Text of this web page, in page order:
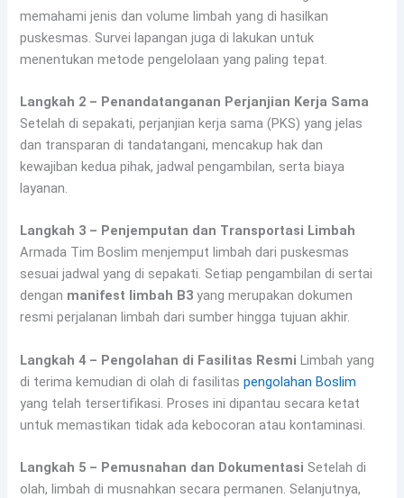
memahami jenis dan volume limbah yang di hasilkan
puskesmas. Survei lapangan juga di lakukan untuk
menentukan metode pengelolaan yang paling tepat.
Langkah 2 – Penandatanganan Perjanjian Kerja Sama
Setelah di sepakati, perjanjian kerja sama (PKS) yang jelas
dan transparan di tandatangani, mencakup hak dan
kewajiban kedua pihak, jadwal pengambilan, serta biaya
layanan.
Langkah 3 – Penjemputan dan Transportasi Limbah
Armada Tim Boslim menjemput limbah dari puskesmas
sesuai jadwal yang di sepakati. Setiap pengambilan di sertai
dengan manifest limbah B3 yang merupakan dokumen
resmi perjalanan limbah dari sumber hingga tujuan akhir.
Langkah 4 – Pengolahan di Fasilitas Resmi Limbah yang
di terima kemudian di olah di fasilitaspengolahan Boslim
yang telah tersertifikasi. Proses ini dipantau secara ketat
untuk memastikan tidak ada kebocoran atau kontaminasi.
Langkah 5 – Pemusnahan dan Dokumentasi Setelah di
olah, limbah di musnahkan secara permanen. Selanjutnya,